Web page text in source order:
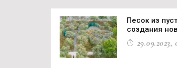
Песок из
создания
29.09.2023,